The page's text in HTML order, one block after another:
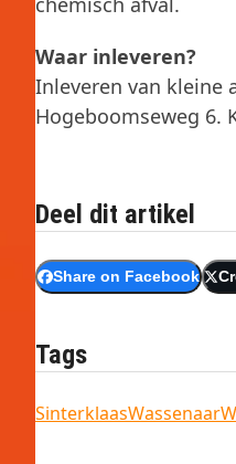
Waar inleveren?
Inleveren van kleine
Hogeboomseweg 6.
Deel dit artikel
Share on Facebook
Tags
SinterklaasWassenaar